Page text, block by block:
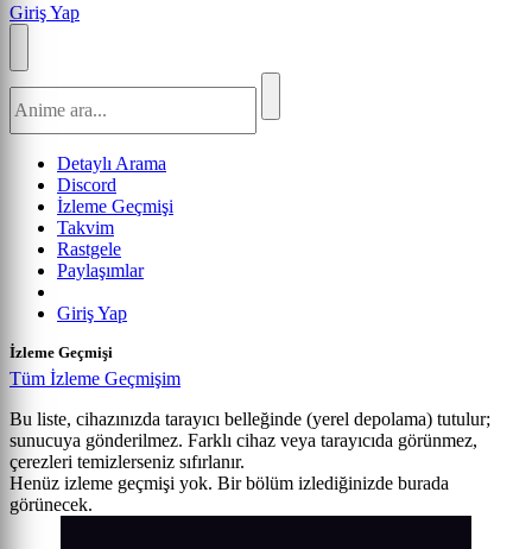
Giriş Yap
Detaylı Arama
Discord
İzleme Geçmişi
Takvim
Rastgele
Paylaşımlar
Giriş Yap
İzleme Geçmişi
Tüm İzleme Geçmişim
Bu liste, cihazınızda tarayıcı belleğinde (yerel depolama) tutulur;
sunucuya gönderilmez. Farklı cihaz veya tarayıcıda görünmez,
çerezleri temizlerseniz sıfırlanır.
Henüz izleme geçmişi yok. Bir bölüm izlediğinizde burada
görünecek.